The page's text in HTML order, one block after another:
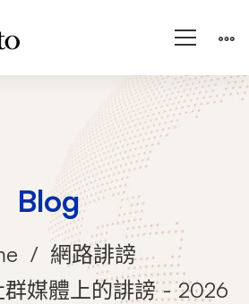
Blog
網路誹謗
媒體上的誹謗 - 2026